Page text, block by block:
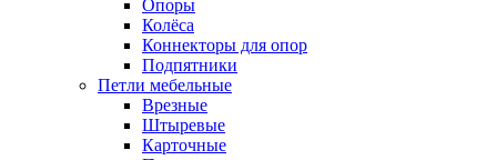
Опоры
Колёса
Коннекторы для опор
Подпятники
Петли мебельные
Врезные
Штыревые
Карточные